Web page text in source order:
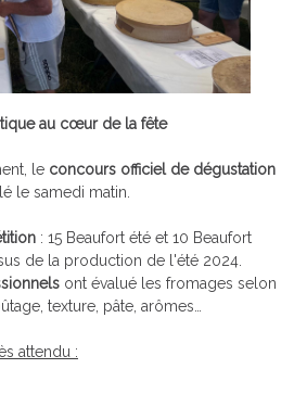
au cœur de la fête
le concours officiel de dégustation
le samedi matin.
: 15 Beaufort été et 10 Beaufort
de la production de l'été 2024.
ont évalué les fromages selon
texture, pâte, arômes…
attendu :